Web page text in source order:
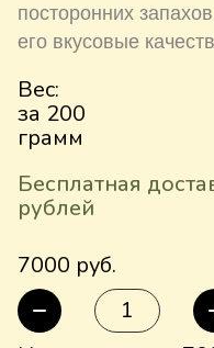
посторонних
его вкусовые
Вес:
за 200
грамм
Бесплатная
рублей
7000 руб.